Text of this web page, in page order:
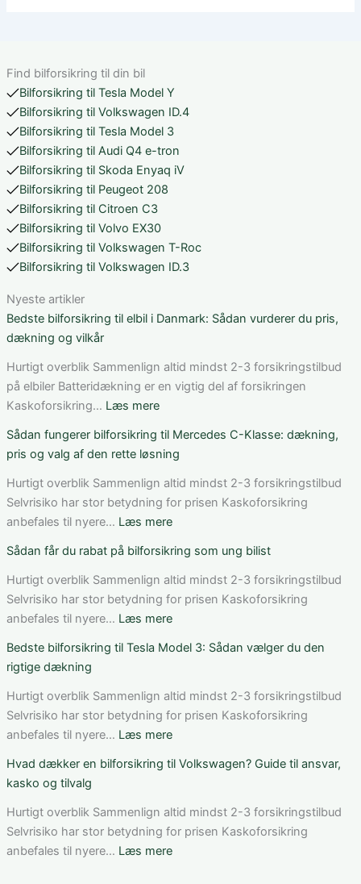
Find bilforsikring til din bil
Bilforsikring til Tesla Model Y
Bilforsikring til Volkswagen ID.4
Bilforsikring til Tesla Model 3
Bilforsikring til Audi Q4 e-tron
Bilforsikring til Skoda Enyaq iV
Bilforsikring til Peugeot 208
Bilforsikring til Citroen C3
Bilforsikring til Volvo EX30
Bilforsikring til Volkswagen T-Roc
Bilforsikring til Volkswagen ID.3
Nyeste artikler
Bedste bilforsikring til elbil i Danmark: Sådan vurderer du pris,
dækning og vilkår
Hurtigt overblik Sammenlign altid mindst 2-3 forsikringstilbud
på elbiler Batteridækning er en vigtig del af forsikringen
Kaskoforsikring… Læs mere:
bilforsikring
til
elbil
i
Danmark:
vurderer
du
pris,
dækning
vilkår
Sådan fungerer bilforsikring til Mercedes C-Klasse: dækning,
pris og valg af den rette løsning
Hurtigt overblik Sammenlign altid mindst 2-3 forsikringstilbud
Selvrisiko har stor betydning for prisen Kaskoforsikring
anbefales til nyere… Læs mere:
fungerer
bilforsikring
til
Mercedes
Klasse:
pris
og
valg
den
løsning
Sådan får du rabat på bilforsikring som ung bilist
Hurtigt overblik Sammenlign altid mindst 2-3 forsikringstilbud
Selvrisiko har stor betydning for prisen Kaskoforsikring
anbefales til nyere… Læs mere:
får
rabat
på
bilforsikring
ung
Bedste bilforsikring til Tesla Model 3: Sådan vælger du den
rigtige dækning
Hurtigt overblik Sammenlign altid mindst 2-3 forsikringstilbud
Selvrisiko har stor betydning for prisen Kaskoforsikring
anbefales til nyere… Læs mere:
bilforsikring
Tesla
Model
3:
Hvad dækker en bilforsikring til Volkswagen? Guide til ansvar,
kasko og tilvalg
Hurtigt overblik Sammenlign altid mindst 2-3 forsikringstilbud
Selvrisiko har stor betydning for prisen Kaskoforsikring
anbefales til nyere… Læs mere: